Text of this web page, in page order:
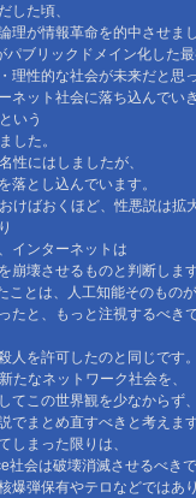
した頃、
理が情報革命を的中させま
ブリックドメイン化した
理性的な社会が未来だと思
ネット社会に落ち込んでい
いう
した。
性にはしましたが、
落とし込んでいます。
けばおくほど、性悪説は拡
インターネットは
崩壊させるものと判断しま
ことは、人工知能そのもの
たと、もっと注視するべき
人を許可したのと同じです
たなネットワーク社会を、
てこの世界観を少なからず
でまとめ直すべきと考えま
しまった限りは、
会は破壊消滅させるべき
爆弾保有やテロなどではあ